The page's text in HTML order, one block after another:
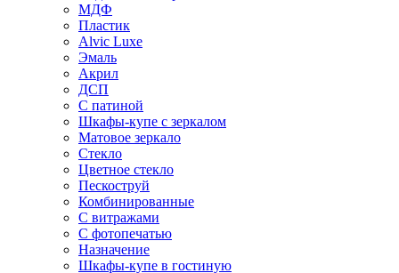
МДФ
Пластик
Alvic Luxe
Эмаль
Акрил
ДСП
С патиной
Шкафы-купе с зеркалом
Матовое зеркало
Стекло
Цветное стекло
Пескоструй
Комбинированные
С витражами
С фотопечатью
Назначение
Шкафы-купе в гостиную